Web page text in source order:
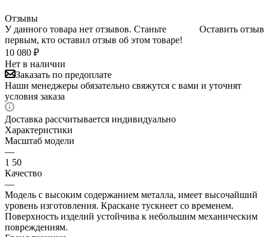
Отзывы
Оставить отзыв
У данного товара нет отзывов. Станьте
первым, кто оставил отзыв об этом товаре!
10 080 ₽
Нет в наличии
Заказать по предоплате
Наши менеджеры обязательно свяжутся с вами и уточнят
условия заказа
Доставка рассчитывается индивидуально
Характеристики
Масштаб модели
—
1 50
Качество
—
Модель с высоким содержанием металла, имеет высочайший
уровень изготовления. Краскане тускнеет со временем.
Поверхность изделий устойчива к небольшим механическим
повреждениям.